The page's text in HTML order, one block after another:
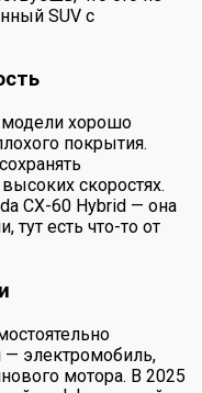
SUV с
модели хорошо
покрытия.
скоростях.
CX-60 Hybrid — она
тут есть что-то от
электромобиль,
мотора. В 2025